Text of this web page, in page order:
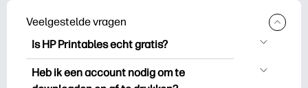
Veelgestelde vragen
Is HP Printables echt gratis?
HP Printables biedt meer dan 2.500
gratis printables om te downloaden en
Heb ik een account nodig om te